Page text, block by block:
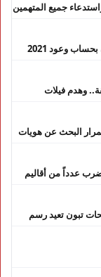
جميع المتهمين
وعود 2021
وهدم فيلات
البحث عن هويات
حر تصل إلى 47 درجة تضرب عدداً من أقاليم
تبون تعيد رسم